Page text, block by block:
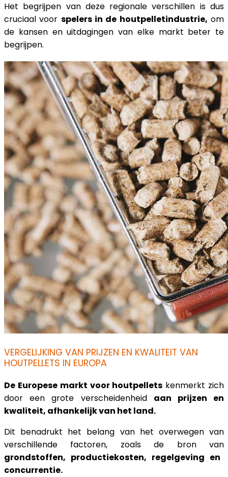
Het begrijpen van deze regionale verschillen is dus
cruciaal voor spelers in de houtpelletindustrie, om
de kansen en uitdagingen van elke markt beter te
begrijpen.
VERGELIJKING VAN PRIJZEN EN KWALITEIT VAN
HOUTPELLETS IN EUROPA
De Europese markt voor houtpellets kenmerkt zich
door een grote verscheidenheid aan prijzen en
kwaliteit, afhankelijk van het land.
Dit benadrukt het belang van het overwegen van
verschillende factoren, zoals de bron van
grondstoffen, productiekosten, regelgeving en
concurrentie.